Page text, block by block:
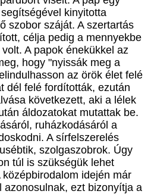
kinyitotta
szobor száját. A szertartás
célja pedig a mennyekbe
A papok énekükkel az
hogy "nyissák meg a
az örök élet felé
dél felé fordították, ezután
következett, aki a lélek
áldozatokat mutattak be.
ruházkodásáról a
A sírfelszerelés
szolgaszobrok. Úgy
túl is szükségük lehet
idején már
azonosulnak, ezt bizonyítja a